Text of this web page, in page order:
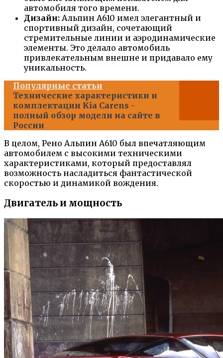
автомобиля того времени.
Дизайн: Альпин А610 имел элегантный и
спортивный дизайн, сочетающий
стремительные линии и аэродинамические
элементы. Это делало автомобиль
привлекательным внешне и придавало ему
уникальность.
Популярные статьи
Технические характеристики и
комплектации Kia Carens -
полный обзор модели на сайте в
России
В целом, Рено Альпин А610 был впечатляющим
автомобилем с высокими техническими
характеристиками, который предоставлял
возможность насладиться фантастической
скоростью и динамикой вождения.
Двигатель и мощность